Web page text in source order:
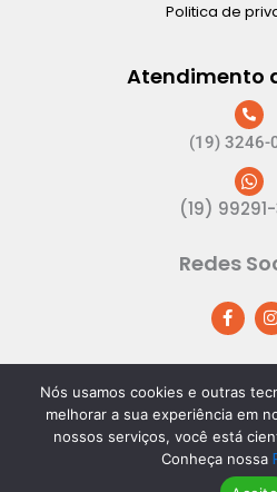
Politica de
Atendimento
(19) 3246-
(19)
Redes
F
a
c
e
o
o
k
-
f
I
n
t
r
CNPJ: 21.122.188/0001-10 |
Nós usamos cookies e outras
melhorar a sua experiência em
nossos serviços, você está
Conheça nossa